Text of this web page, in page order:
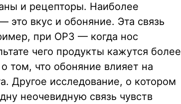
и рецепторы. Наиболее
это вкус и обоняние. Эта связь
при ОРЗ — когда нос
чего продукты кажутся более
том, что обоняние влияет на
Другое исследование, о котором
неочевидную связь чувств